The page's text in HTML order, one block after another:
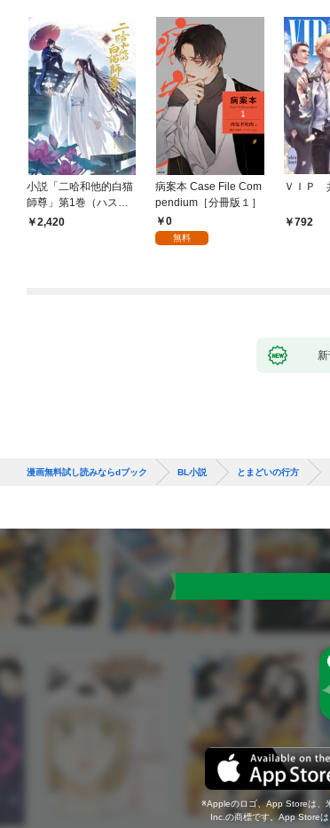
小説「二哈和他的白猫
師尊」第1巻（ハスキ
ーとかれのしろねこし
2,420
病案本 Case File Com
pendium［分冊版１］
0
無料
ＶＩＰ
792
漫画無料試し読みならdブック BL小説 とまどいの行方
Appleのロゴ、App Storeは、
Inc.の商標です。App Store